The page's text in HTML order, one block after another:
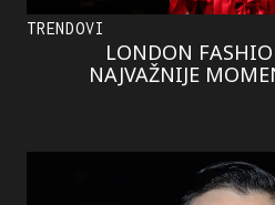
TRENDOVI
LONDON
NAJVAŽNIJE